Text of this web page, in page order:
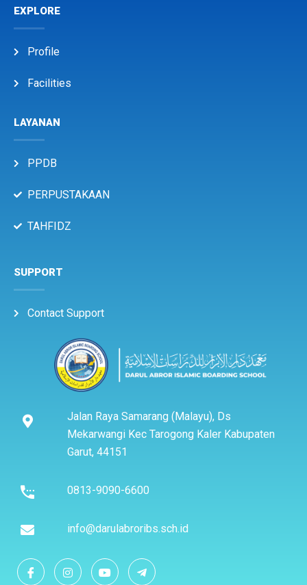
EXPLORE
Profile
Facilities
LAYANAN
PPDB
PERPUSTAKAAN
TAHFIDZ
SUPPORT
Contact Support
Jalan Raya Samarang (Malayu), Ds
Mekarwangi Kec Tarogong Kaler Kabupaten
Garut, 44151
0813-9090-6600
info@darulabroribs.sch.id